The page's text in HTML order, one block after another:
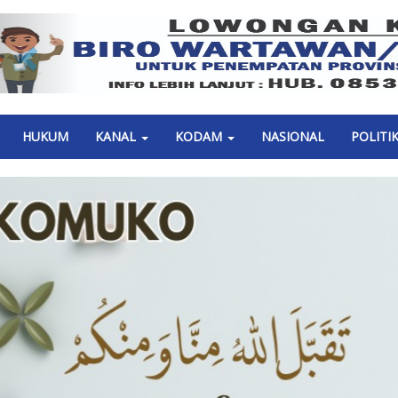
Previous
HUKUM KANAL KODAM NASIONAL POLITIK